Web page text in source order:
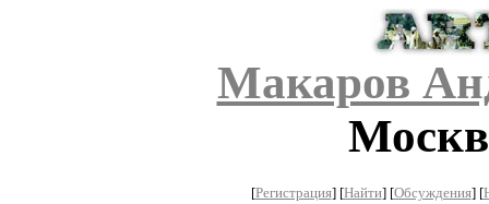
Макаров
[Регистрация] [Найти] [Обсуждения] [